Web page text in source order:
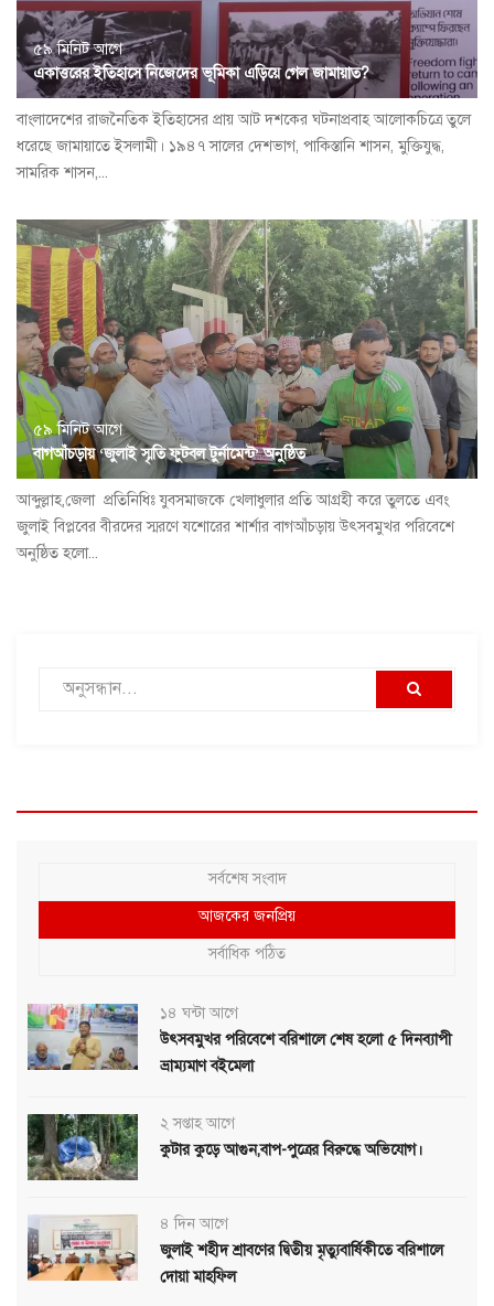
৫৯ মিনিট আগে
একাত্তরের ইতিহাসে নিজেদের ভূমিকা এড়িয়ে গেল জামায়াত?
বাংলাদেশের রাজনৈতিক ইতিহাসের প্রায় আট দশকের ঘটনাপ্রবাহ আলোকচিত্রে তুলে
ধরেছে জামায়াতে ইসলামী। ১৯৪৭ সালের দেশভাগ, পাকিস্তানি শাসন, মুক্তিযুদ্ধ,
সামরিক শাসন,...
৫৯ মিনিট আগে
বাগআঁচড়ায় ‘জুলাই স্মৃতি ফুটবল টুর্নামেন্ট’ অনুষ্ঠিত
আব্দুল্লাহ,জেলা প্রতিনিধিঃ যুবসমাজকে খেলাধুলার প্রতি আগ্রহী করে তুলতে এবং
জুলাই বিপ্লবের বীরদের স্মরণে যশোরের শার্শার বাগআঁচড়ায় উৎসবমুখর পরিবেশে
অনুষ্ঠিত হলো...
সর্বশেষ সংবাদ
আজকের জনপ্রিয়
সর্বাধিক পঠিত
১৪ ঘন্টা আগে
উৎসবমুখর পরিবেশে বরিশালে শেষ হলো ৫ দিনব্যাপী
ভ্রাম্যমাণ বইমেলা
২ সপ্তাহ আগে
কুটার কুড়ে আগুন,বাপ-পুত্রের বিরুদ্ধে অভিযোগ।
৪ দিন আগে
জুলাই শহীদ শ্রাবণের দ্বিতীয় মৃত্যুবার্ষিকীতে বরিশালে
দোয়া মাহফিল